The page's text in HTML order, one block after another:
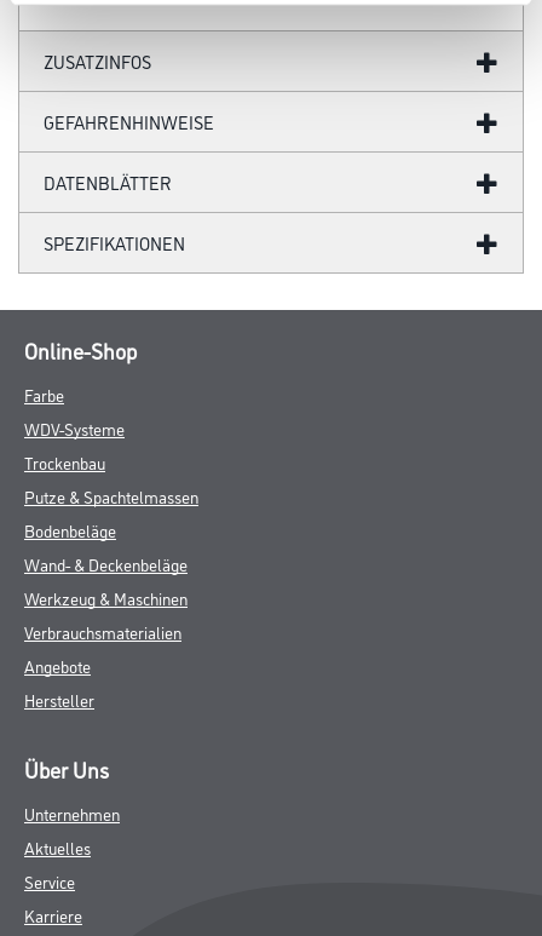
ZUSATZINFOS
GEFAHRENHINWEISE
DATENBLÄTTER
SPEZIFIKATIONEN
Online-Shop
Farbe
WDV-Systeme
Trockenbau
Putze & Spachtelmassen
Bodenbeläge
Wand- & Deckenbeläge
Werkzeug & Maschinen
Verbrauchsmaterialien
Angebote
Hersteller
Über Uns
Unternehmen
Aktuelles
Service
Karriere